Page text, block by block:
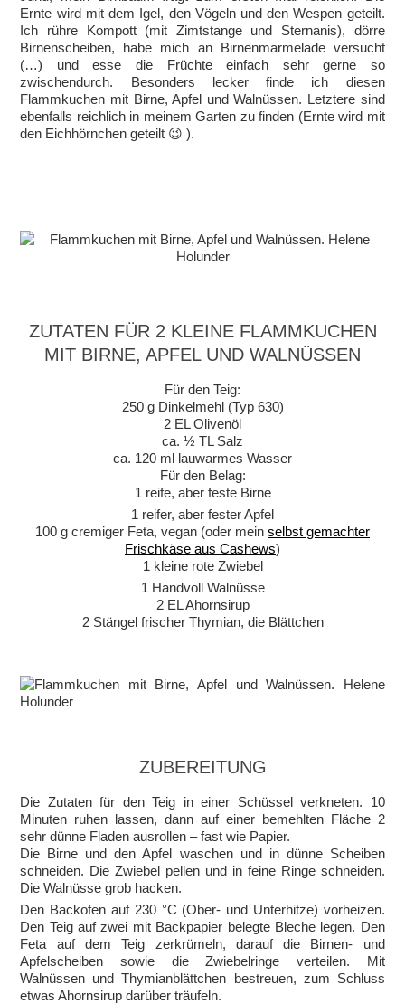
Ernte wird mit dem Igel, den Vögeln und den Wespen geteilt.
Ich rühre Kompott (mit Zimtstange und Sternanis), dörre
Birnenscheiben, habe mich an Birnenmarmelade versucht
(…) und esse die Früchte einfach sehr gerne so
zwischendurch. Besonders lecker finde ich diesen
Flammkuchen mit Birne, Apfel und Walnüssen. Letztere sind
ebenfalls reichlich in meinem Garten zu finden (Ernte wird mit
den Eichhörnchen geteilt 😉 ).
ZUTATEN FÜR 2 KLEINE FLAMMKUCHEN
MIT BIRNE, APFEL UND WALNÜSSEN
Für den Teig:
250 g Dinkelmehl (Typ 630)
2 EL Olivenöl
ca. ½ TL Salz
ca. 120 ml lauwarmes Wasser
Für den Belag:
1 reife, aber feste Birne
1 reifer, aber fester Apfel
100 g cremiger Feta, vegan (oder mein selbst gemachter
Frischkäse aus Cashews)
1 kleine rote Zwiebel
1 Handvoll Walnüsse
2 EL Ahornsirup
2 Stängel frischer Thymian, die Blättchen
ZUBEREITUNG
Die Zutaten für den Teig in einer Schüssel verkneten. 10
Minuten ruhen lassen, dann auf einer bemehlten Fläche 2
sehr dünne Fladen ausrollen – fast wie Papier.
Die Birne und den Apfel waschen und in dünne Scheiben
schneiden. Die Zwiebel pellen und in feine Ringe schneiden.
Die Walnüsse grob hacken.
Den Backofen auf 230 °C (Ober- und Unterhitze) vorheizen.
Den Teig auf zwei mit Backpapier belegte Bleche legen. Den
Feta auf dem Teig zerkrümeln, darauf die Birnen- und
Apfelscheiben sowie die Zwiebelringe verteilen. Mit
Walnüssen und Thymianblättchen bestreuen, zum Schluss
etwas Ahornsirup darüber träufeln.